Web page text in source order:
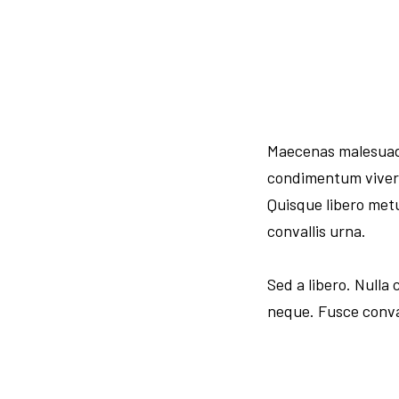
Maecenas
condimentum
Quisque libero
convallis urna.
Sed a libero. Nulla
neque. Fusce